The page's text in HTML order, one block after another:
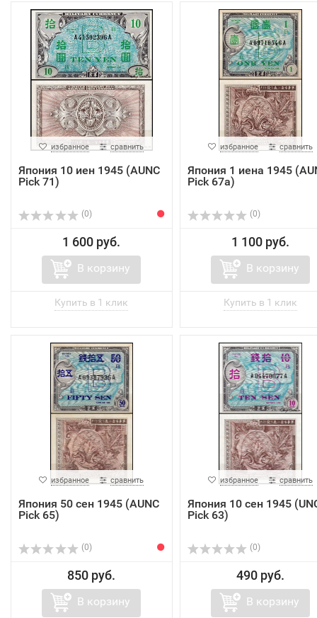
избранное сравнить
Япония 10 иен 1945 (AUNC
Pick 71)
(0)
1 600 руб.
В корзину
избранное сравнить
Япония 1 иена 1945
Pick 67a)
(0)
1 100 руб.
В корзину
избранное сравнить
Япония 50 cен 1945 (AUNC
Pick 65)
(0)
850 руб.
В корзину
избранное сравнить
Япония 10 cен 1945
Pick 63)
(0)
490 руб.
В корзину